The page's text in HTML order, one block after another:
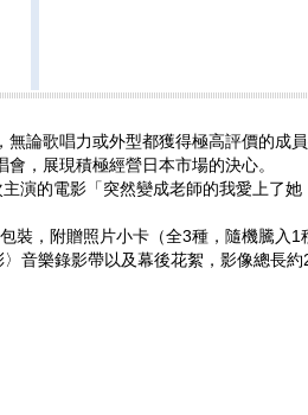
無論歌唱力或外型都獲得極高評價的成
，展現積極經營日本市場的決心。
演的電影「突然變成老師的我愛上了
裝，附贈照片小卡（全3種，隨機騰入1
音樂錄影帶以及幕後花絮，影像總長約